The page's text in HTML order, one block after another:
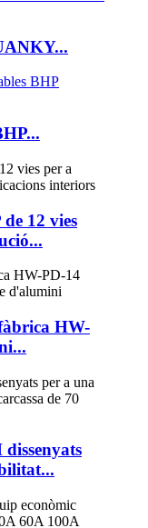
12 vies
HW-